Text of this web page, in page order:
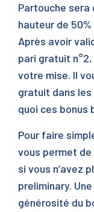
Partouche sera
hauteur de
Après avoir
pari gratuit
votre mise. Il
gratuit dans
quoi ces bonus
Pour faire
vous permet
si vous n’avez
preliminary.
générosité du